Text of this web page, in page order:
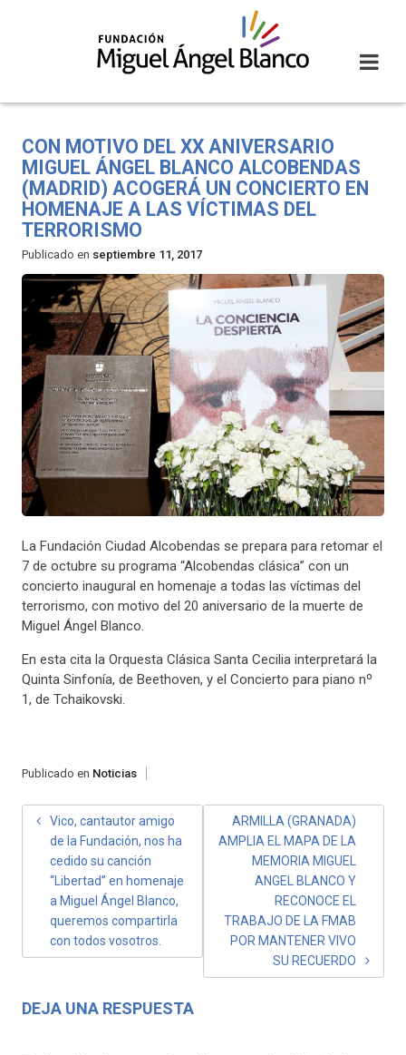
CON MOTIVO DEL XX ANIVERSARIO
MIGUEL ÁNGEL BLANCO ALCOBENDAS
(MADRID) ACOGERÁ UN CONCIERTO EN
HOMENAJE A LAS VÍCTIMAS DEL
TERRORISMO
Publicado en septiembre 11, 2017
La Fundación Ciudad Alcobendas se prepara para retomar el
7 de octubre su programa “Alcobendas clásica” con un
concierto inaugural en homenaje a todas las víctimas del
terrorismo, con motivo del 20 aniversario de la muerte de
Miguel Ángel Blanco.
En esta cita la Orquesta Clásica Santa Cecilia interpretará la
Quinta Sinfonía, de Beethoven, y el Concierto para piano nº
1, de Tchaikovski.
Publicado en Noticias
Vico, cantautor amigo
de la Fundación, nos ha
cedido su canción
“Libertad” en homenaje
a Miguel Ángel Blanco,
queremos compartirla
con todos vosotros.
ARMILLA (GRANADA)
AMPLIA EL MAPA DE LA
MEMORIA MIGUEL
ANGEL BLANCO Y
RECONOCE EL
TRABAJO DE LA FMAB
POR MANTENER VIVO
SU RECUERDO
DEJA UNA RESPUESTA